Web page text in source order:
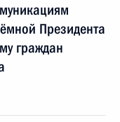
Президента
граждан